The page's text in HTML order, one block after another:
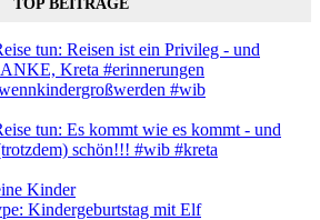
TOP BEITRÄGE
tun: Reisen ist ein Privileg - und
Kreta #erinnerungen
#wib
tun: Es kommt wie es kommt - und
schön!!! #wib #kreta
Kinder
Kindergeburtstag mit Elf